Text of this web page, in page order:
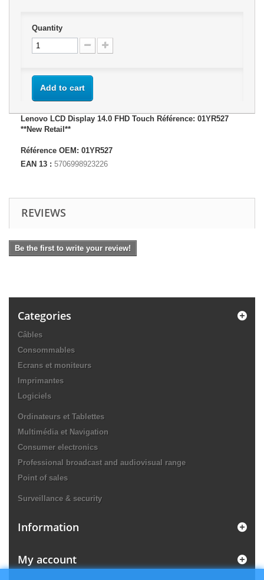
Quantity
Add to cart
Lenovo LCD Display 14.0 FHD Touch Référence: 01YR527
**New Retail**
Référence OEM: 01YR527
EAN 13 : 5706998923226
REVIEWS
Be the first to write your review!
Categories
Câbles
Consommables
Ecrans et moniteurs
Imprimantes
Logiciels
Ordinateurs et Tablettes
Multimédia et Navigation
Consumer electronics
Professional broadcast and audiovisual range
Point of sales
Surveillance & security
Information
My account